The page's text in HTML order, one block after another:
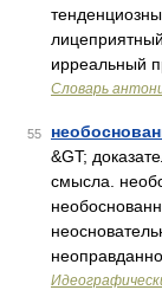
ирреальный
Словарь
55
&GT;
смысла.